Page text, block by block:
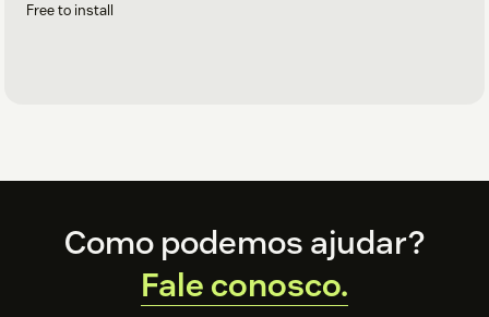
Free to install
FooterComo podemos ajudar?
Fale conosco.